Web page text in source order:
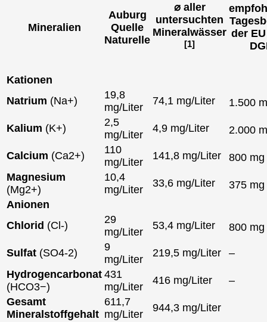
Mineralien
Auburg
Quelle
Naturelle
⌀ aller
untersuchten
Mineralwässer
[1]
der
Kationen
Natrium (Na+)
19,8
mg/Liter
74,1 mg/Liter 1.500
Kalium (K+)
2,5
mg/Liter
4,9 mg/Liter 2.000
Calcium (Ca2+)
110
mg/Liter
141,8 mg/Liter
800 mg
Magnesium
(Mg2+)
10,4
mg/Liter
33,6 mg/Liter
375 mg
Anionen
Chlorid (Cl-)
29
mg/Liter
53,4 mg/Liter 800 mg
Sulfat (SO4-2)
9
mg/Liter
219,5 mg/Liter
–
Hydrogencarbonat
(HCO3−)
431
mg/Liter
416 mg/Liter
–
Gesamt
Mineralstoffgehalt
611,7
mg/Liter
944,3 mg/Liter